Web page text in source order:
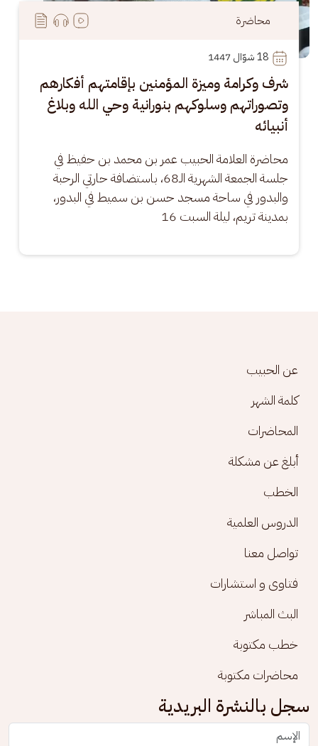
محاضرة
18 شوّال 1447
شرف وكرامة وميزة المؤمنين بإقامتهم أفكارهم
وتصوراتهم وسلوكهم بنورانية وحي الله وبلاغ
أنبيائه
محاضرة العلامة الحبيب عمر بن محمد بن حفيظ في
جلسة الجمعة الشهرية الـ68، باستضافة حارتي الرحبة
والبدور في ساحة مسجد حسن بن سميط في البدور،
بمدينة تريم، ليلة السبت 16
Footer menu
عن الحبيب
كلمة الشهر
المحاضرات
أبلغ عن مشكلة
الخطب
الدروس العلمية
تواصل معنا
فتاوى و استشارات
البث المباشر
خطب مكتوبة
محاضرات مكتوبة
سجل بالنشرة البريدية